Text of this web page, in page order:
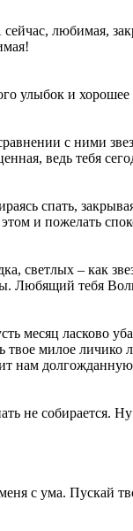
любимая,
улыбок и
с ними
ведь тебя
спать,
и пожелать
светлых – как
Любящий тебя
месяц ласково
милое личико
нам
не собирается.
с ума. Пускай